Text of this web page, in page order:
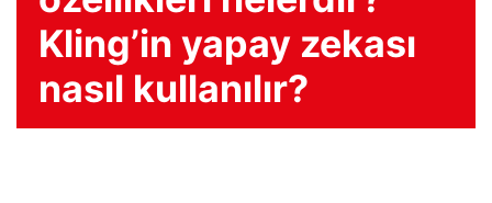
Kling’in yapay zekası
nasıl kullanılır?